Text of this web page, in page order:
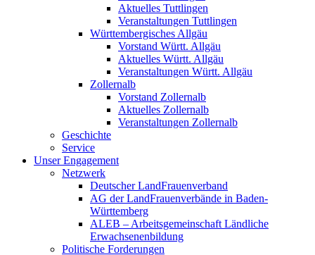
Aktuelles Tuttlingen
Veranstaltungen Tuttlingen
Württembergisches Allgäu
Vorstand Württ. Allgäu
Aktuelles Württ. Allgäu
Veranstaltungen Württ. Allgäu
Zollernalb
Vorstand Zollernalb
Aktuelles Zollernalb
Veranstaltungen Zollernalb
Geschichte
Service
Unser Engagement
Netzwerk
Deutscher LandFrauenverband
AG der LandFrauenverbände in Baden-
Württemberg
ALEB – Arbeitsgemeinschaft Ländliche
Erwachsenenbildung
Politische Forderungen